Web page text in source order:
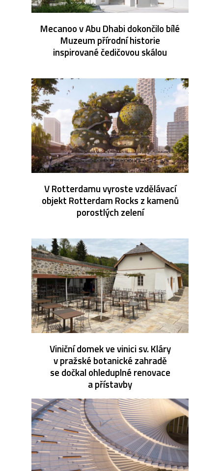
Mecanoo v Abu Dhabi dokončilo bílé
Muzeum přírodní historie
inspirované čedičovou skálou
V Rotterdamu vyroste vzdělávací
objekt Rotterdam Rocks z kamenů
porostlých zelení
Viniční domek ve vinici sv. Kláry
v pražské botanické zahradě
se dočkal ohleduplné renovace
a přístavby